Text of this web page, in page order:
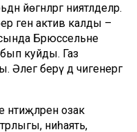
йөгәнләргә ниятләделәр.
генә актив калды –
Брюссельне
куйды. Газ
берәү дә чигенергә
озак
ниһаять,